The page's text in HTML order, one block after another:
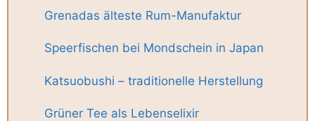
Grenadas älteste Rum-Manufaktur
Speerfischen bei Mondschein in Japan
Katsuobushi – traditionelle Herstellung
Grüner Tee als Lebenselixir